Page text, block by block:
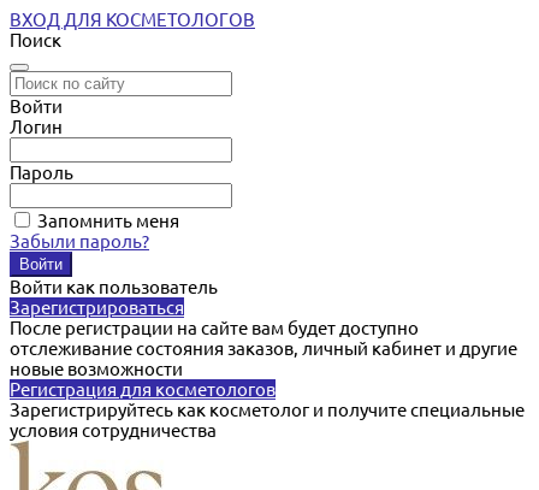
ВХОД ДЛЯ КОСМЕТОЛОГОВ
Поиск
Войти
Логин
Пароль
Запомнить меня
Забыли пароль?
Войти как пользователь
Зарегистрироваться
После регистрации на сайте вам будет доступно
отслеживание состояния заказов, личный кабинет и другие
новые возможности
Регистрация для косметологов
Зарегистрируйтесь как косметолог и получите специальные
условия сотрудничества